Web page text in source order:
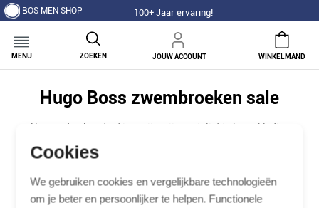
Cookies
We gebruiken cookies en vergelijkbare technologieën
om je beter en persoonlijker te helpen. Functionele
BOS MEN SHOP 100+ Jaar ervaring!
MENU ZOEKEN JOUW ACCOUNT WINKELMAND
Hugo Boss zwembroeken sale
Al meer dan honderd jaar zijn wij specialist in herenkleding
zwembroeken sale. De zwembroeken in onze sale komen
materiaal en pasvorm aan de huidige collectie. Het enige
verschil is de prijs: in onze Hugo Boss zwembroek sale